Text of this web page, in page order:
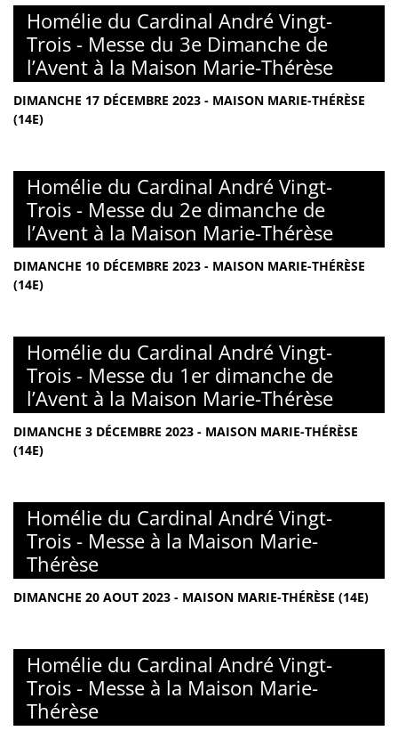
Homélie du Cardinal André Vingt-
Trois - Messe du 3e Dimanche de
l’Avent à la Maison Marie-Thérèse
DIMANCHE 17 DÉCEMBRE 2023 - MAISON MARIE-THÉRÈSE
(14E)
Homélie du Cardinal André Vingt-
Trois - Messe du 2e dimanche de
l’Avent à la Maison Marie-Thérèse
DIMANCHE 10 DÉCEMBRE 2023 - MAISON MARIE-THÉRÈSE
(14E)
Homélie du Cardinal André Vingt-
Trois - Messe du 1er dimanche de
l’Avent à la Maison Marie-Thérèse
DIMANCHE 3 DÉCEMBRE 2023 - MAISON MARIE-THÉRÈSE
(14E)
Homélie du Cardinal André Vingt-
Trois - Messe à la Maison Marie-
Thérèse
DIMANCHE 20 AOUT 2023 - MAISON MARIE-THÉRÈSE (14E)
Homélie du Cardinal André Vingt-
Trois - Messe à la Maison Marie-
Thérèse